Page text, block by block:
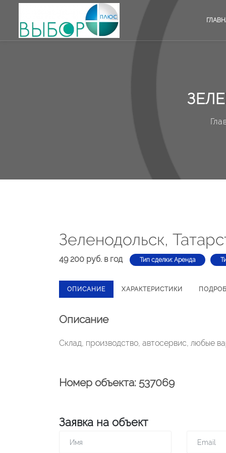
Зеленодольск,
49 200 руб. в год Тип сделки: Аренда
ОПИСАНИЕ ХАРАКТЕРИСТИКИ
Описание
Склад, производство, автосервис, любые
Номер объекта: 537069
Заявка на объект